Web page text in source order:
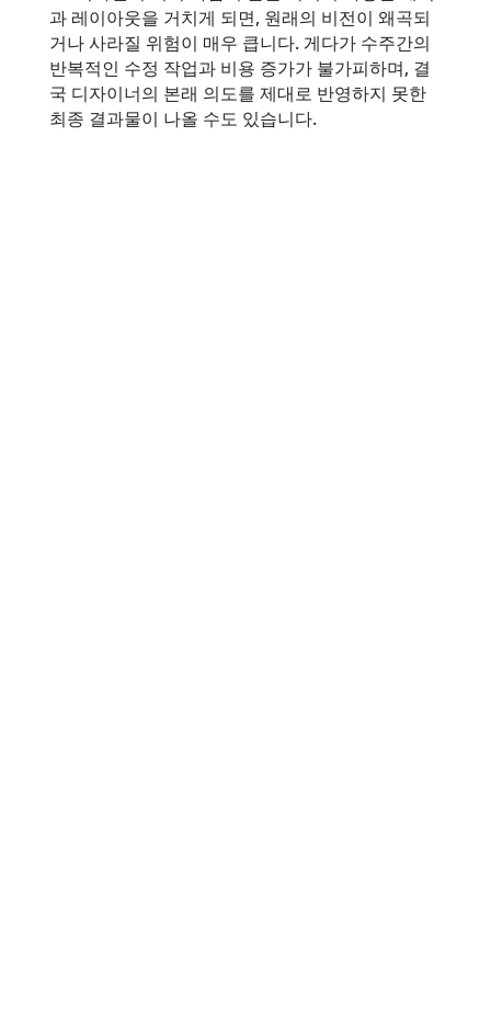
과 레이아웃을 거치게 되면, 원래의 비전이 왜곡되
거나 사라질 위험이 매우 큽니다. 게다가 수주간의
반복적인 수정 작업과 비용 증가가 불가피하며, 결
국 디자이너의 본래 의도를 제대로 반영하지 못한
최종 결과물이 나올 수도 있습니다.